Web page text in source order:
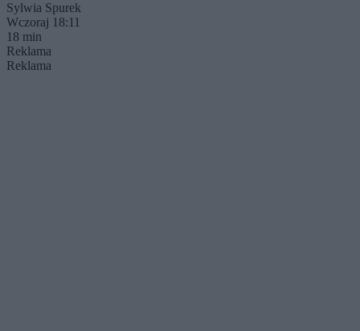
Sylwia Spurek
Wczoraj 18:11
18 min
Reklama
Reklama